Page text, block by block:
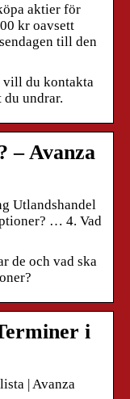
aktier för
kr oavsett
till den
vill du kontakta
du undrar.
– Avanza
Utlandshandel
… 4. Vad
de och vad ska
i
| Avanza